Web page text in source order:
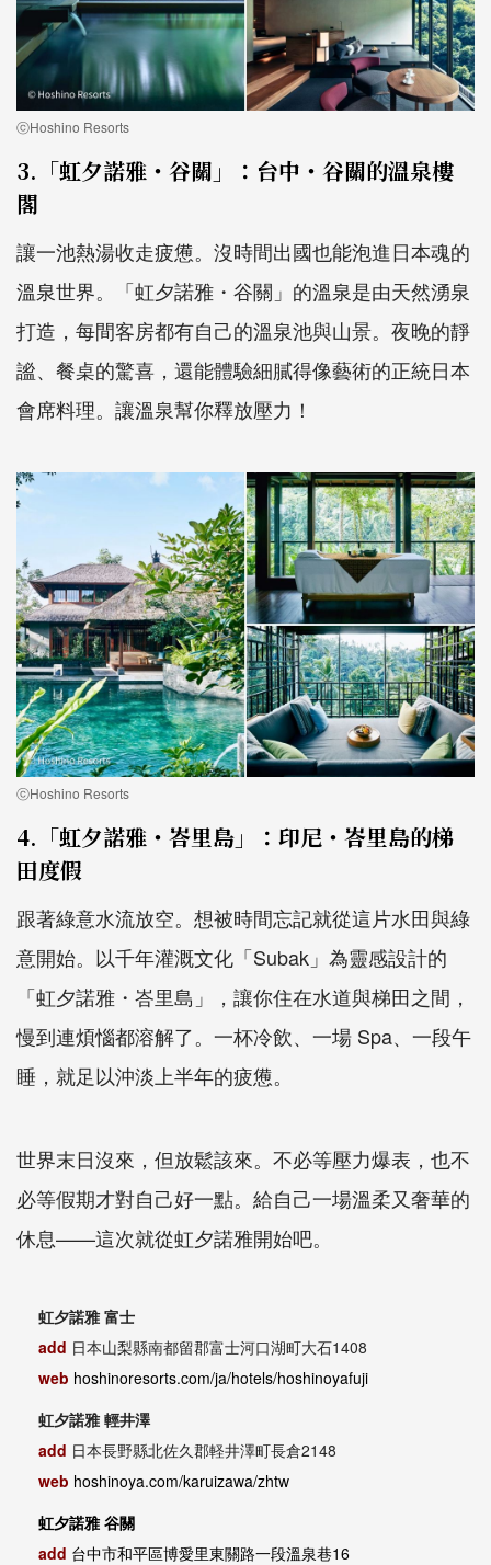
ⓒHoshino Resorts
3.「虹夕諾雅・谷關」：台中・谷關的溫泉樓
閣
讓一池熱湯收走疲憊。沒時間出國也能泡進日本魂的
溫泉世界。「虹夕諾雅・谷關」的溫泉是由天然湧泉
打造，每間客房都有自己的溫泉池與山景。夜晚的靜
謐、餐桌的驚喜，還能體驗細膩得像藝術的正統日本
會席料理。讓溫泉幫你釋放壓力！
ⓒHoshino Resorts
4.「虹夕諾雅・峇里島」：印尼・峇里島的梯
田度假
跟著綠意水流放空。想被時間忘記就從這片水田與綠
意開始。以千年灌溉文化「Subak」為靈感設計的
「虹夕諾雅・峇里島」，讓你住在水道與梯田之間，
慢到連煩惱都溶解了。一杯冷飲、一場 Spa、一段午
睡，就足以沖淡上半年的疲憊。
世界末日沒來，但放鬆該來。不必等壓力爆表，也不
必等假期才對自己好一點。給自己一場溫柔又奢華的
休息——這次就從虹夕諾雅開始吧。
虹夕諾雅 富士
add 日本山梨縣南都留郡富士河口湖町大石1408
web hoshinoresorts.com/ja/hotels/hoshinoyafuji
虹夕諾雅 輕井澤
add 日本長野縣北佐久郡軽井澤町長倉2148
web hoshinoya.com/karuizawa/zhtw
虹夕諾雅 谷關
add 台中市和平區博愛里東關路一段溫泉巷16